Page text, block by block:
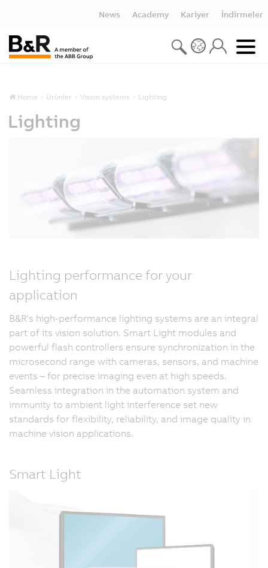
News Academy Kariyer İndirmeler
Home Ürünler Vision systems Lighting
Lighting
Lighting performance for your
application
B&R's high-performance lighting systems are an integral
part of its vision solution. Smart Light modules and
powerful flash controllers ensure synchronization in the
microsecond range with cameras, sensors, and machine
events – for precise imaging even at high speeds.
Seamless integration in the automation system and
immunity to ambient light interference set new
standards for flexibility, reliability, and image quality in
machine vision applications.
Smart Light